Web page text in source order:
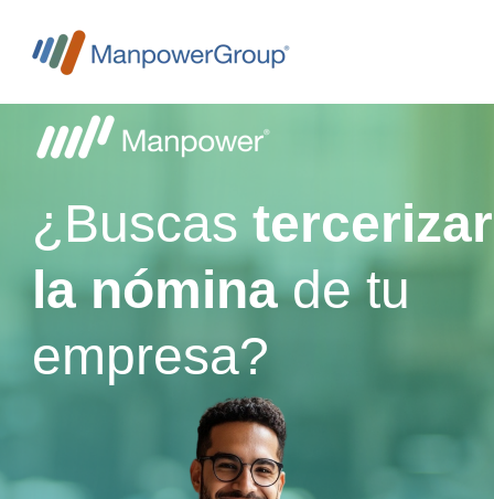
¿Buscas tercerizar
la nóminade tu
empresa?